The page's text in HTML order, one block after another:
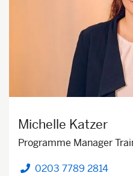
Michelle Katzer
Programme Manager
Telefon
0203 7789 2814